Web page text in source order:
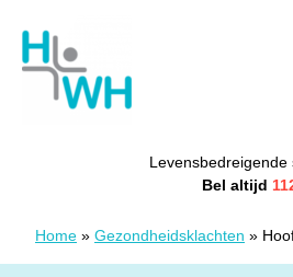
Levensbedreigende
Bel altijd
Home » Gezondheidsklachten »